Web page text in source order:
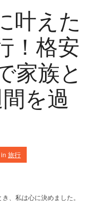
叶えた
！格安
家族と
を過
in 旅行
、私は心に決めました。